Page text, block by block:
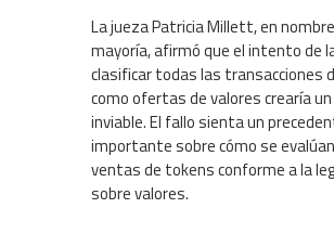
La jueza Patricia Millett, en
mayoría, afirmó que el intento de
clasificar todas las transacciones
como ofertas de valores crearía
inviable. El fallo sienta un
importante sobre cómo se
ventas de tokens conforme a la
sobre valores.